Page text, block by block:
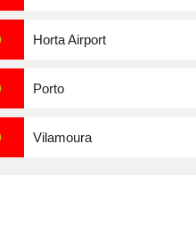
Horta Airport
Porto
Vilamoura